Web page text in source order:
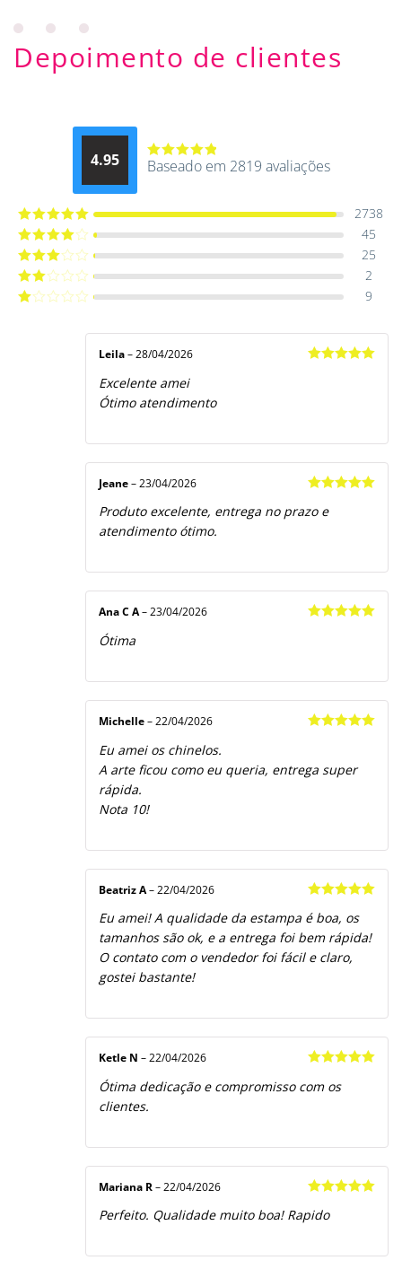
Depoimento de clientes
4.95
Avaliação
Baseado em 2819 avaliações
Avaliação5
2738
Avaliação
45
Avaliação
25
Avaliação
2
9
Leila – 28/04/2026
Excelente amei
Ótimo atendimento
de 5
Jeane – 23/04/2026
Produto excelente, entrega no prazo e
atendimento ótimo.
Ana C A– 23/04/2026
Ótima
Michelle – 22/04/2026
Eu amei os chinelos.
A arte ficou como eu queria, entrega super
rápida.
Nota 10!
de 5
Beatriz A – 22/04/2026
Eu amei! A qualidade da estampa é boa, os
tamanhos são ok, e a entrega foi bem rápida!
O contato com o vendedor foi fácil e claro,
gostei bastante!
de 5
Ketle N – 22/04/2026
Ótima dedicação e compromisso com os
clientes.
de 5
Mariana R – 22/04/2026
Perfeito. Qualidade muito boa! Rapido